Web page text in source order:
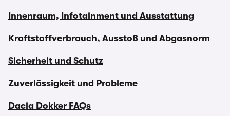
Innenraum, Infotainment und Ausstattung
Kraftstoffverbrauch, Ausstoß und Abgasnorm
Sicherheit und Schutz
Zuverlässigkeit und Probleme
Dacia Dokker FAQs